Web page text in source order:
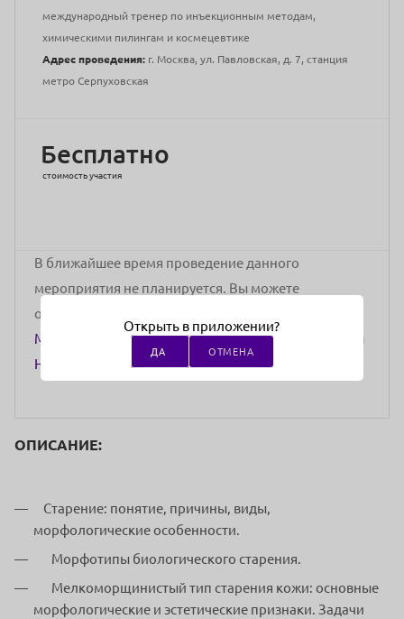
международный тренер по инъекционным методам,
химическими пилингам и космецевтике
Адрес проведения: г. Москва, ул. Павловская, д. 7, станция
метро Серпуховская
Бесплатно
стоимость участия
В ближайшее время проведение данного
мероприятия не планируется. Вы можете
ознакомиться с другими мероприятиями
Международная Академия эстетической медицины
Натальи Михайловой
ОПИСАНИЕ:
Старение: понятие, причины, виды,
морфологические особенности.
Морфотипы биологического старения.
Мелкоморщинистый тип старения кожи: основные
морфологические и эстетические признаки. Задачи
Открыть в приложении?
ДА ОТМЕНА